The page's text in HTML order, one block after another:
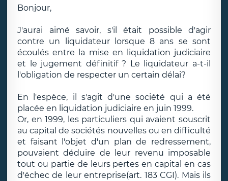
Bonjour,
J'aurai aimé savoir, s'il était possible d'agir
contre un liquidateur lorsque 8 ans se sont
écoulés entre la mise en liquidation judiciaire
et le jugement définitif ? Le liquidateur a-t-il
l'obligation de respecter un certain délai?
En l'espèce, il s'agit d'une société qui a été
placée en liquidation judiciaire en juin 1999.
Or, en 1999, les particuliers qui avaient souscrit
au capital de sociétés nouvelles ou en difficulté
et faisant l'objet d'un plan de redressement,
pouvaient déduire de leur revenu imposable
tout ou partie de leurs pertes en capital en cas
d'échec de leur entreprise(art. 183 CGI). Mais ils